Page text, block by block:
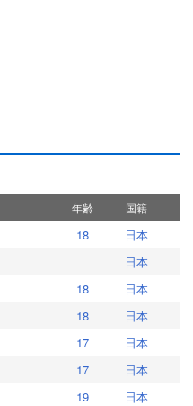
年齢 国籍
18
日本
日本
18
日本
18
日本
17
日本
17
日本
19
日本